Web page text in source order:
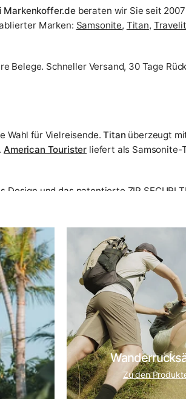
Markenkoffer.deberaten wir Sie seit
Marken: Samsonite, Titan,
Belege. Schneller Versand, 30 Tage
Wahl für Vielreisende.Titan überzeugt
American Tourister liefert als Samsonite-
Design und das patentierte ZIP SECURI
undReiseziel
. Diese Fragen
Rollenfragen bis zu Packtipps,
Platz einplanen, ebenso bei
Zu den